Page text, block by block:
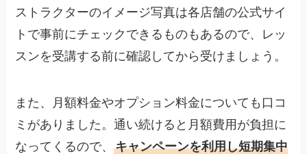
ストラクターのイメージ写真は各店舗の公式サイ
トで事前にチェックできるものもあるので、レッ
スンを受講する前に確認してから受けましょう。
また、月額料金やオプション料金についても口コ
ミがありました。通い続けると月額費用が負担に
なってくるので、キャンペーンを利用し短期集中